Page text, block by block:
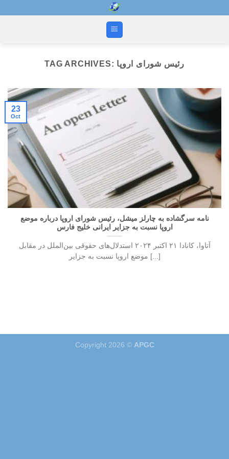
TAG ARCHIVES: رئیس شورای اروپا
نامه سرگشاده به چارلز میشل، رئیس شورای اروپا درباره موضع
اروپا نسبت به جزایر ایرانی خلیج فارس
آتاوا، کانادا ۲۱ اکتبر ۲۰۲۴ استدلال‌های حقوقی بین‌الملل در مقابل
موضع اروپا نسبت به جزایر [...]
23
Oct
Copyright 2026 © APGC